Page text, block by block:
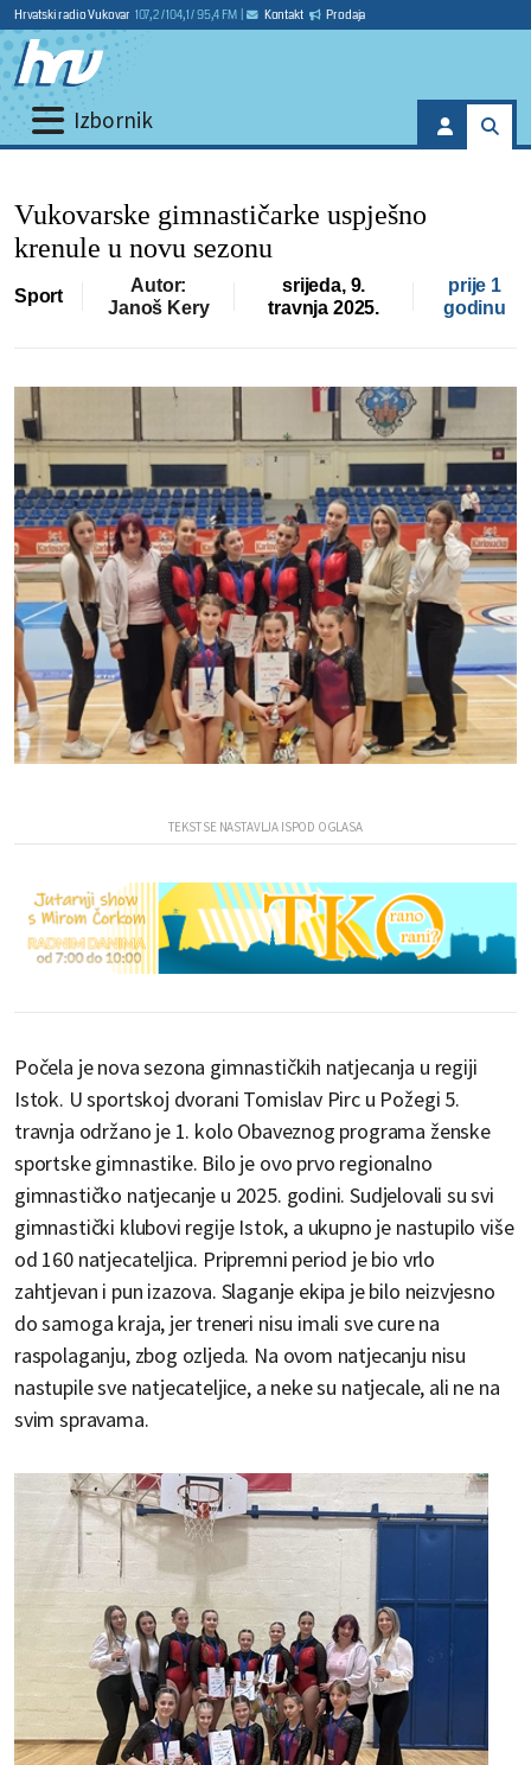
Hrvatski radio Vukovar 107,2 / 104,1 / 95,4 FM Kontakt Prodaja
Izbornik
Vukovarske gimnastičarke uspješno
krenule u novu sezonu
Sport
Autor:
Janoš Kery
srijeda, 9.
travnja 2025.
prije 1
godinu
Počela je nova sezona gimnastičkih natjecanja u regiji
Istok. U sportskoj dvorani Tomislav Pirc u Požegi 5.
travnja održano je 1. kolo Obaveznog programa ženske
sportske gimnastike. Bilo je ovo prvo regionalno
gimnastičko natjecanje u 2025. godini. Sudjelovali su svi
gimnastički klubovi regije Istok, a ukupno je nastupilo više
od 160 natjecateljica. Pripremni period je bio vrlo
zahtjevan i pun izazova. Slaganje ekipa je bilo neizvjesno
do samoga kraja, jer treneri nisu imali sve cure na
raspolaganju, zbog ozljeda. Na ovom natjecanju nisu
nastupile sve natjecateljice, a neke su natjecale, ali ne na
svim spravama.